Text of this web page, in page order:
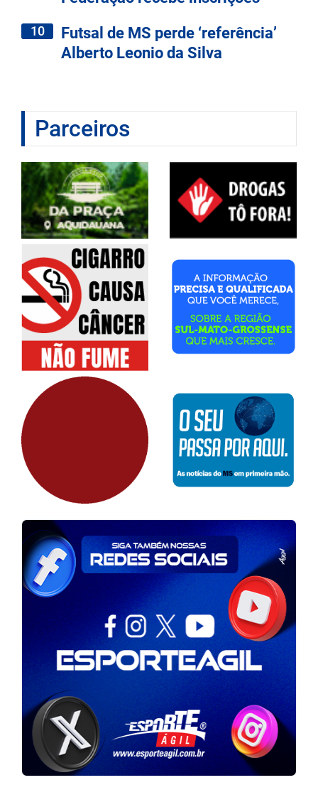
10
Futsal de MS perde ‘referência’
Alberto Leonio da Silva
Parceiros